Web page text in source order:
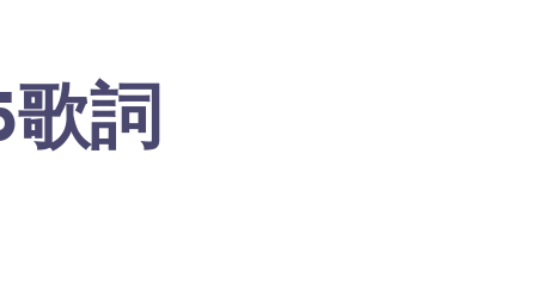
歌詞